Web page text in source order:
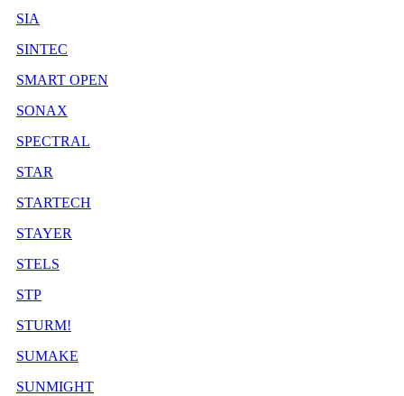
SIA
SINTEC
SMART OPEN
SONAX
SPECTRAL
STAR
STARTECH
STAYER
STELS
STP
STURM!
SUMAKE
SUNMIGHT